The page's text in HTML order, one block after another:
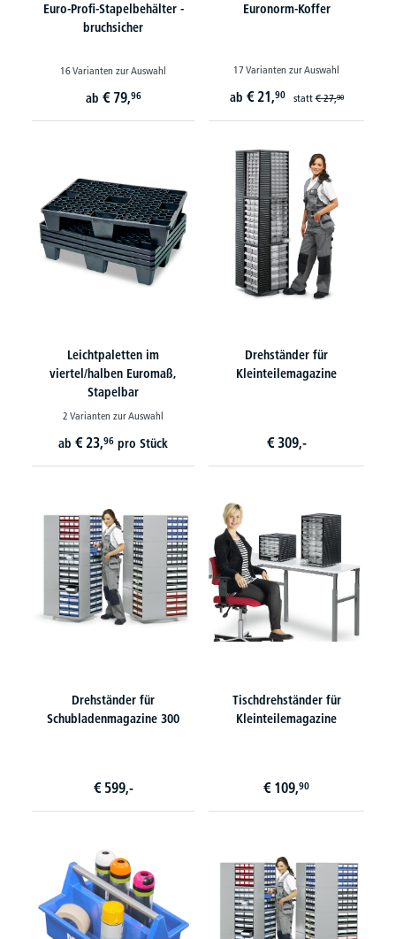
Euro-Profi-Stapelbehälter -
bruchsicher
16 Varianten zur Auswahl
ab € 79,96
Euronorm-Koffer
17 Varianten zur Auswahl
ab € 21,90 statt€ 27,90
Leichtpaletten im
viertel/halben Euromaß,
Stapelbar
2 Varianten zur Auswahl
ab € 23,96 pro Stück
Drehständer für
Kleinteilemagazine
€ 309,-
Drehständer für
Schubladenmagazine 300
€ 599,-
Tischdrehständer für
Kleinteilemagazine
€ 109,90